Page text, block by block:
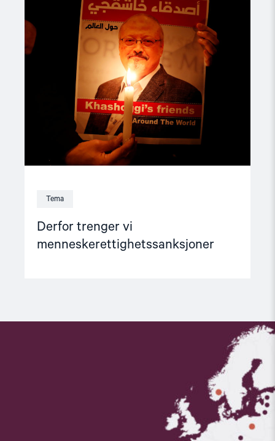
Tema
Derfor trenger vi
menneskerettighetssanksjoner
article
"Derfor
trenger
vi
menneskerettighetssanksjoner"